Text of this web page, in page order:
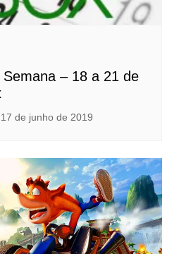
– 18 a 21 de
17 de junho de 2019